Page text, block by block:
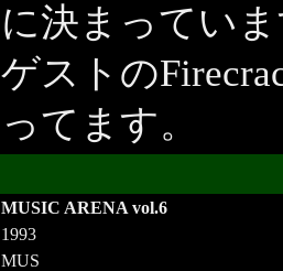
に決まってい
ゲストの
ってます。
MUSIC ARENA vol.6
1993
MUS